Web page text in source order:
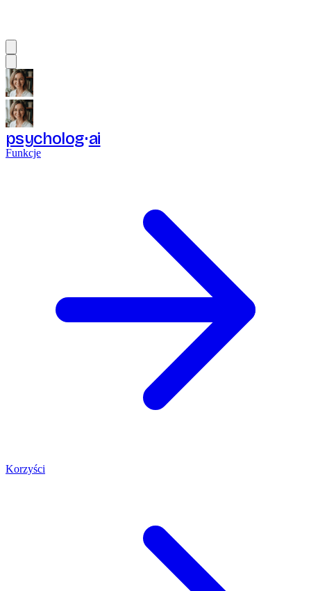
psycholog ai
Funkcje
Korzyści